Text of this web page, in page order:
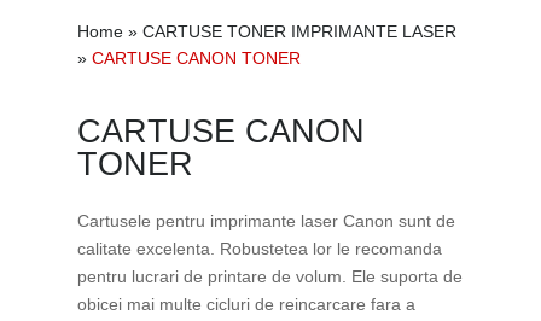
Home » CARTUSE TONER IMPRIMANTE LASER
» CARTUSE CANON TONER
CARTUSE CANON
TONER
Cartusele pentru imprimante laser Canon sunt de
calitate excelenta. Robustetea lor le recomanda
pentru lucrari de printare de volum. Ele suporta de
obicei mai multe cicluri de reincarcare fara a